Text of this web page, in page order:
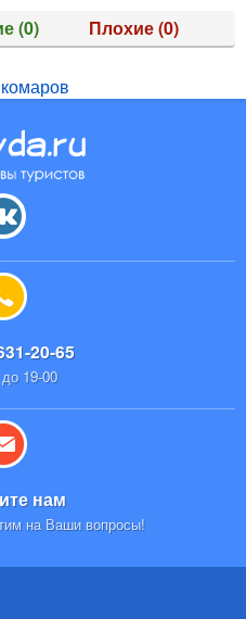
(0) Плохие(0)
20-65
19-00
нам
на Ваши вопросы!